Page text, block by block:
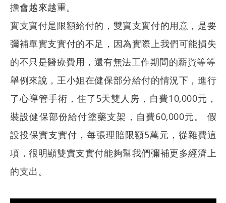
擔會越來越重。
實支實付是限額給付的，雙實支實付的用意，是要
彌補單實支實付的不足，因為實際上我們可能損失
的不只是醫療費用，還有無法工作期間的薪資等等
舉例來說，王小姐在健保部分給付的情況下，進行
了心導管手術，住了5天雙人房，自費10,000元，
裝設健保部份給付塗藥支架，自費60,000元。 假
設投保實支實付，每張理賠限額5萬元，從雜費這
項，很明顯雙實支實付能夠幫我們彌補更多經濟上
的支出。